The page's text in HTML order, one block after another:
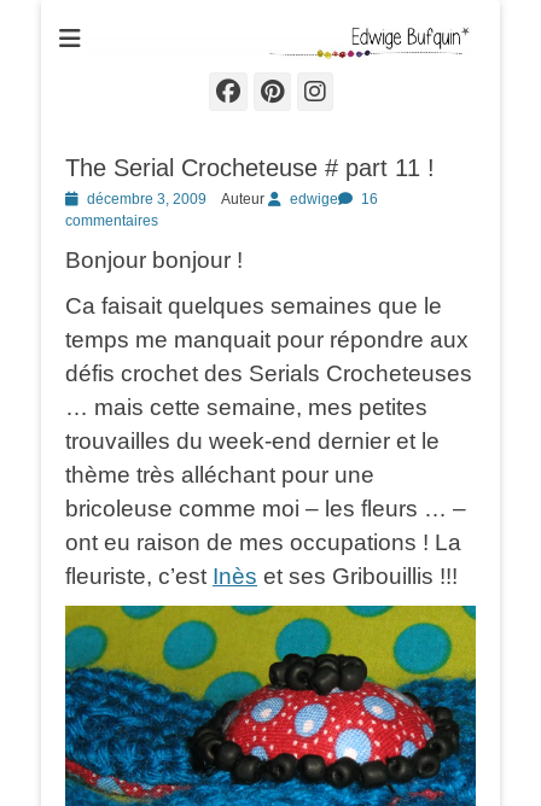
Edwige Bufquin
Facebook
Pinterest
Instagram
The Serial Crocheteuse # part 11 !
Posted
on
décembre 3, 2009 Auteur edwige
16
commentaires
Bonjour bonjour !
Ca faisait quelques semaines que le
temps me manquait pour répondre aux
défis crochet des Serials Crocheteuses
… mais cette semaine, mes petites
trouvailles du week-end dernier et le
thème très alléchant pour une
bricoleuse comme moi – les fleurs … –
ont eu raison de mes occupations ! La
fleuriste, c’est Inès et ses Gribouillis !!!